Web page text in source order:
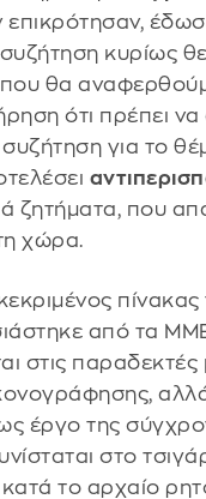
επικρότησαν,
κυρίως
θα
ότι πρέπει να
για το
ζητήματα, που
χώρα.
πίνακας
από τα
στις
έργο της
στο
το αρχαίο